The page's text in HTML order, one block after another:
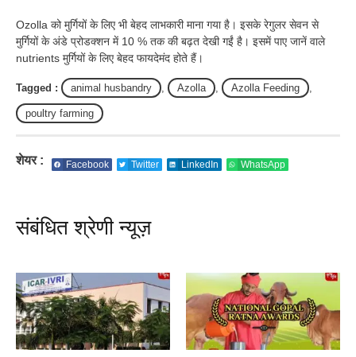
Ozolla को मुर्गियों के लिए भी बेहद लाभकारी माना गया है। इसके रेगुलर सेवन से
मुर्गियों के अंडे प्रोडक्शन में 10 % तक की बढ़त देखी गईं है। इसमें पाए जानें वाले
nutrients मुर्गियों के लिए बेहद फायदेमंद होते हैं।
Tagged : animal husbandry Azolla Azolla Feeding
poultry farming
शेयर : Facebook Twitter LinkedIn WhatsApp
संबंधित श्रेणी न्यूज़